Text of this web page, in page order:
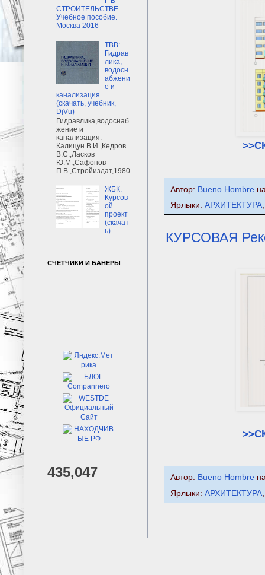
Автор: Bueno Hombre
Ярлыки: АРХИТЕКТУРА
КУРСОВАЯ
Автор: Bueno Hombre
Ярлыки: АРХИТЕКТУРА
СТРОИТЕЛЬСТВЕ -
Учебное пособие.
Москва 2016
ТВВ:
Гидрав
лика,
водосн
абжени
е и
канализация
(скачать, учебник,
DjVu)
Гидравлика,водоснаб
жение и
канализация.-
Калицун В.И.,Кедров
В.С.,Ласков
Ю.М.,Сафонов
П.В.,Стройиздат,1980
ЖБК:
Курсов
ой
проект
(скачат
ь)
СЧЕТЧИКИ И БАНЕРЫ
435,047